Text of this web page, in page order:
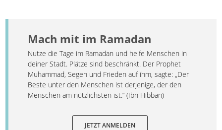
Mach mit im Ramadan
Nutze die Tage im Ramadan und helfe Menschen in
deiner Stadt. Plätze sind beschränkt. Der Prophet
Muhammad, Segen und Frieden auf ihm, sagte: „Der
Beste unter den Menschen ist derjenige, der den
Menschen am nützlichsten ist.“ (Ibn Hibban)
JETZT ANMELDEN